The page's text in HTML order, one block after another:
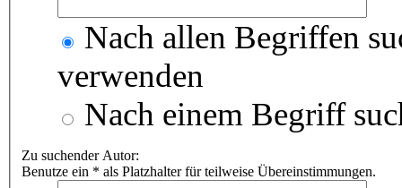
Nach allen Begriffen
verwenden
Nach einem Begriff
Zu suchender Autor:
Benutze ein * als Platzhalter für teilweise Übereinstimmungen.